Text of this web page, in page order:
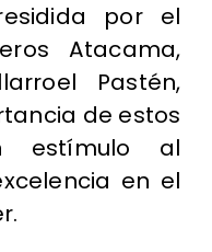
por el
Atacama,
Pastén,
de estos
estímulo al
en el